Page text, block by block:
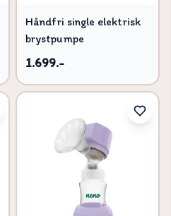
Håndfri single elektrisk
brystpumpe
1.699.-